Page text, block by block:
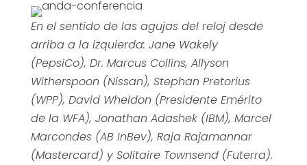
En el sentido de las agujas del reloj desde
arriba a la izquierda: Jane Wakely
(PepsiCo), Dr. Marcus Collins, Allyson
Witherspoon (Nissan), Stephan Pretorius
(WPP), David Wheldon (Presidente Emérito
de la WFA), Jonathan Adashek (IBM), Marcel
Marcondes (AB InBev), Raja Rajamannar
(Mastercard) y Solitaire Townsend (Futerra).